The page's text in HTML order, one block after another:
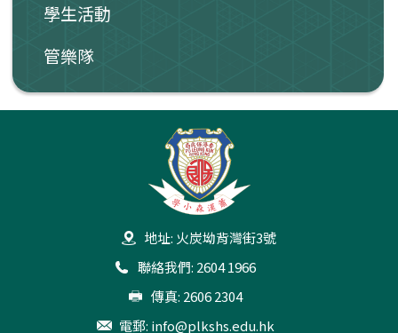
學生活動
管樂隊
地址: 火炭坳背灣街3號
聯絡我們: 2604 1966
傳真: 2606 2304
電郵: info@plkshs.edu.hk